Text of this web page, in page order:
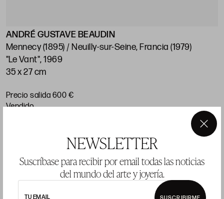
NEWSLETTER
Suscríbase para recibir por email todas las noticias
del mundo del arte y joyería.
TU EMAIL SUSCRIBIRME
×
ANDRÉ GUSTAVE BEAUDIN
Mennecy (1895) / Neuilly-sur-Seine, Francia (1979)
"Le Vant", 1969
35 x 27 cm
Precio salida 600 €
vendido